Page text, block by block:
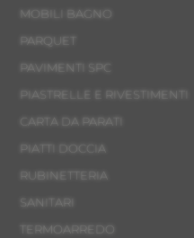
MOBILI BAGNO
PARQUET
PAVIMENTI SPC
PIASTRELLE E RIVESTIMENTI
CARTA DA PARATI
PIATTI DOCCIA
RUBINETTERIA
SANITARI
TERMOARREDO